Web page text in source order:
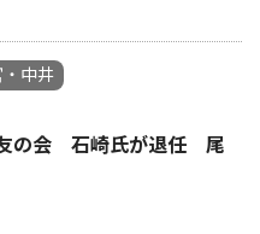
中井
の会 石崎氏が退任 尾